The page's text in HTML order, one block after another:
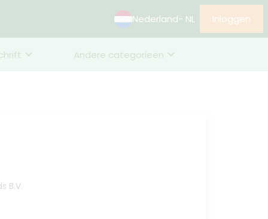
Nederland- NL Inloggen
Andere categorieën
B.V.